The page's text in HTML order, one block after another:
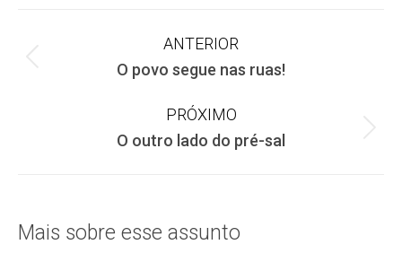
Navegação
ANTERIOR
Post
O povo segue nas ruas!
PRÓXIMO
Próximo
O outro lado do pré-sal
Mais sobre esse assunto